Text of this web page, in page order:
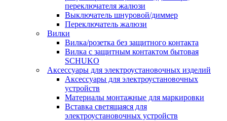
переключателя жалюзи
Выключатель шнуровой/диммер
Переключатель жалюзи
Вилки
Вилка/розетка без защитного контакта
Вилка с защитным контактом бытовая
SCHUKO
Аксессуары для электроустановочных изделий
Аксессуары для электроустановочных
устройств
Материалы монтажные для маркировки
Вставка светящаяся для
электроустановочных устройств